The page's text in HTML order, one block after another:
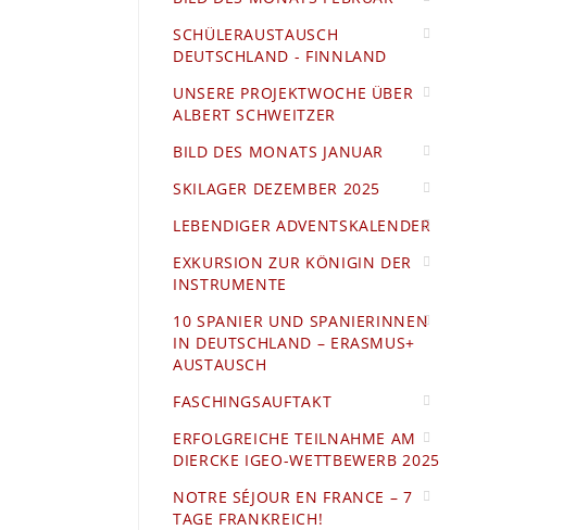
SCHÜLERAUSTAUSCH
DEUTSCHLAND - FINNLAND
UNSERE PROJEKTWOCHE ÜBER
ALBERT SCHWEITZER
BILD DES MONATS JANUAR
SKILAGER DEZEMBER 2025
LEBENDIGER ADVENTSKALENDER
EXKURSION ZUR KÖNIGIN DER
INSTRUMENTE
10 SPANIER UND SPANIERINNEN
IN DEUTSCHLAND – ERASMUS+
AUSTAUSCH
FASCHINGSAUFTAKT
ERFOLGREICHE TEILNAHME AM
DIERCKE IGEO-WETTBEWERB 2025
NOTRE SÉJOUR EN FRANCE – 7
TAGE FRANKREICH!